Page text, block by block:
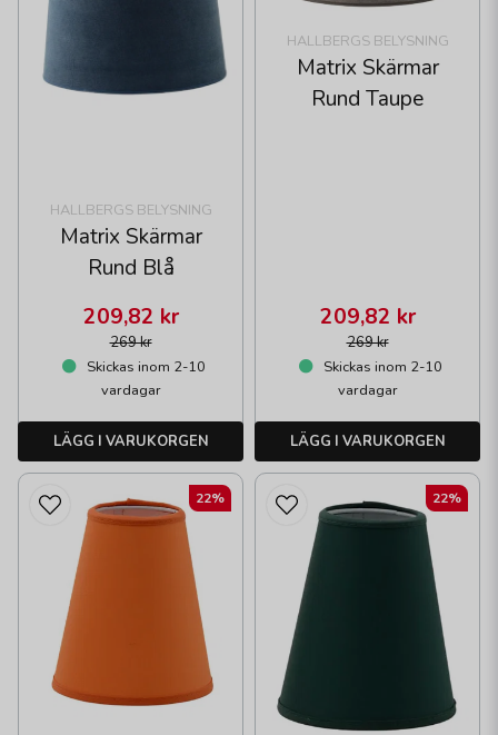
HALLBERGS BELYSNING
Matrix Skärmar
Rund Blå
269 kr
209,82 kr
Skickas inom 2-10
vardagar
LÄGG I VARUKORGEN
HALLBERGS BELYSNING
Matrix Skärmar
Rund Taupe
269 kr
209,82 kr
Skickas inom 2-10
vardagar
LÄGG I VARUKORGEN
22% 22%